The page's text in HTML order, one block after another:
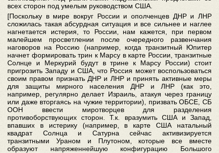
всех сторон под умелым руководством США.
[Поскольку в мире вокруг России и ополченцев ДНР и ЛНР
сложилась такая абсурдная ситуация и все сильнее и наглее
нагнетается истерия, то России, нам кажется, при первом
малейшем просветлении после очередного развенчания
наговоров на Россию (например, когда транзитный Юпитер
начнет формировать трин к Марсу в карте России, транзитные
Солнце и Меркурий будут в трине к Марсу России) стоит
пригрозить Западу и США, что Россия может воспользоваться
своим правом признать ДНР и ЛНР и принять активные меры
для защиты мирного населения ДНР и ЛНР (как это,
например, регулярно делает Израиль, атакуя через границу
или даже вторгаясь на чужие территории), призвать ОБСЕ, СБ
ООН ввести миротворцев для разделения
противоборствующих сторон. Т.к. вразумить США и Запад,
впавших в истерику (например, в карте США натальный
квадрат Солнца и Сатурна сейчас активизируется
транзитными Ураном и Плутоном, которые все вместе
образуют напряженнейшую конфигурацию Большого